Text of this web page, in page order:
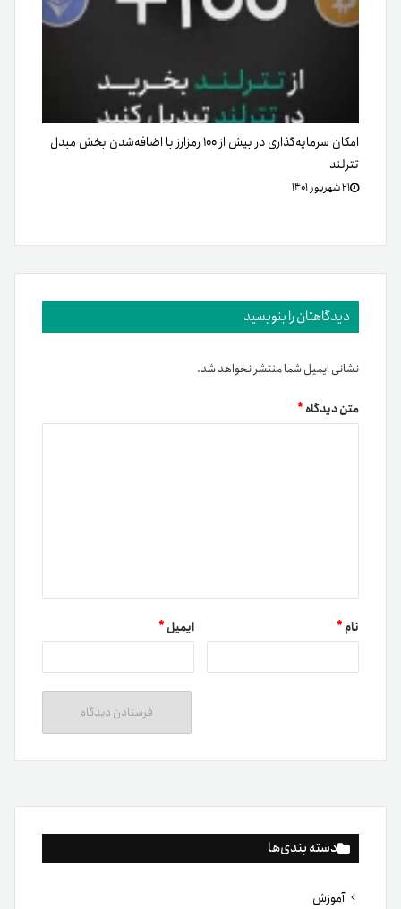
دسته بندی‌ها
آموزش
امکان سرمایه‌گذاری در بیش‌ از ۱۰۰ رمزارز با اضافه‌شدن بخش مبدل
تترلند
۲۱ شهریور ۱۴۰۱
دیدگاهتان را بنویسید
نشانی ایمیل شما منتشر نخواهد شد.
متن دیدگاه*
نام* ایمیل*